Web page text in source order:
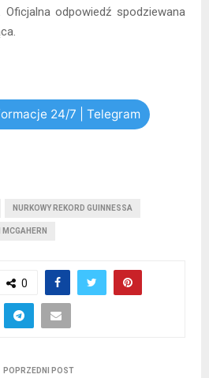
Oficjalna odpowiedź spodziewana
24/7 | Telegram
NURKOWY REKORD GUINNESSA
MCGAHERN
0
POPRZEDNI POST